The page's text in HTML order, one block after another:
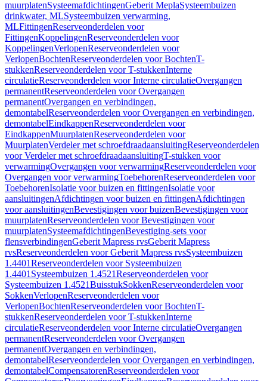
muurplatenSysteemafdichtingenGeberit MeplaSysteembuizen
drinkwater, MLSysteembuizen verwarming,
MLFittingenReserveonderdelen voor
FittingenKoppelingenReserveonderdelen voor
KoppelingenVerlopenReserveonderdelen voor
VerlopenBochtenReserveonderdelen voor BochtenT-
stukkenReserveonderdelen voor T-stukkenInterne
circulatieReserveonderdelen voor Interne circulatieOvergangen
permanentReserveonderdelen voor Overgangen
permanentOvergangen en verbindingen,
demontabelReserveonderdelen voor Overgangen en verbindingen,
demontabelEindkappenReserveonderdelen voor
EindkappenMuurplatenReserveonderdelen voor
MuurplatenVerdeler met schroefdraadaansluitingReserveonderdelen
voor Verdeler met schroefdraadaansluitingT-stukken voor
verwarmingOvergangen voor verwarmingReserveonderdelen voor
Overgangen voor verwarmingToebehorenReserveonderdelen voor
ToebehorenIsolatie voor buizen en fittingenIsolatie voor
aansluitingenAfdichtingen voor buizen en fittingenAfdichtingen
voor aansluitingenBevestigingen voor buizenBevestigingen voor
muurplatenReserveonderdelen voor Bevestigingen voor
muurplatenSysteemafdichtingenBevestiging-sets voor
flensverbindingenGeberit Mapress rvsGeberit Mapress
rvsReserveonderdelen voor Geberit Mapress rvsSysteembuizen
1.4401Reserveonderdelen voor Systeembuizen
1.4401 Systeembuizen 1.4521Reserveonderdelen voor
Systeembuizen 1.4521BuisstukSokkenReserveonderdelen voor
SokkenVerlopenReserveonderdelen voor
VerlopenBochtenReserveonderdelen voor BochtenT-
stukkenReserveonderdelen voor T-stukkenInterne
circulatieReserveonderdelen voor Interne circulatieOvergangen
permanentReserveonderdelen voor Overgangen
permanentOvergangen en verbindingen,
demontabelReserveonderdelen voor Overgangen en verbindingen,
demontabelCompensatorenReserveonderdelen voor